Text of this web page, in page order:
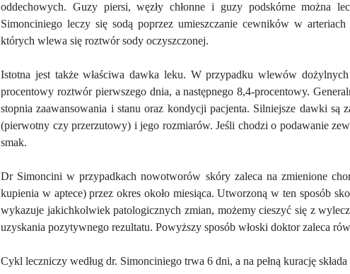
oddechowych. Guzy piersi, węzły chłonne i guzy podskórne można
Simonciniego leczy się sodą poprzez umieszczanie cewników w
których wlewa się roztwór sody oczyszczonej.
Istotna jest także właściwa dawka leku. W przypadku wlewów
procentowy roztwór pierwszego dnia, a następnego 8,4-procentowy.
stopnia zaawansowania i stanu oraz kondycji pacjenta. Silniejsze dawki
(pierwotny czy przerzutowy) i jego rozmiarów. Jeśli chodzi o podawanie
smak.
Dr Simoncini w przypadkach nowotworów skóry zaleca na zmienione
kupienia w aptece) przez okres około miesiąca. Utworzoną w ten sposób
wykazuje jakichkolwiek patologicznych zmian, możemy cieszyć się z
uzyskania pozytywnego rezultatu. Powyższy sposób włoski doktor zaleca
Cykl leczniczy według dr. Simonciniego trwa 6 dni, a na pełną kurację składa